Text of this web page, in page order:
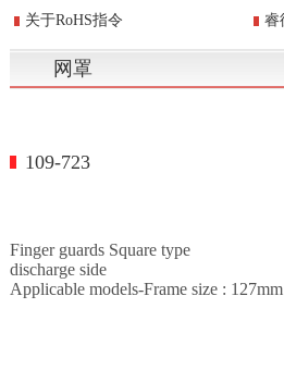
关于RoHS指令 睿
网罩
109-723
Finger guards Square type
discharge side
Applicable models-Frame size : 127mm